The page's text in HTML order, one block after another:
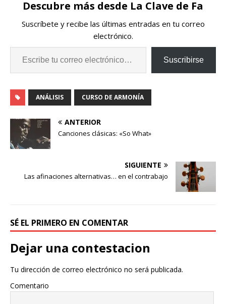
Descubre más desde La Clave de Fa
Suscríbete y recibe las últimas entradas en tu correo
electrónico.
Suscribirse
ANÁLISIS CURSO DE ARMONÍA
ANTERIOR
Canciones clásicas: «So What»
SIGUIENTE
Las afinaciones alternativas… en el contrabajo
SÉ EL PRIMERO EN COMENTAR
Dejar una contestacion
Tu dirección de correo electrónico no será publicada.
Comentario